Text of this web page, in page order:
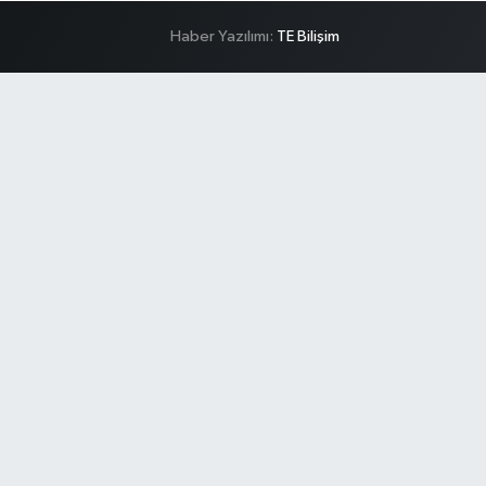
Haber Yazılımı: TE Bilişim